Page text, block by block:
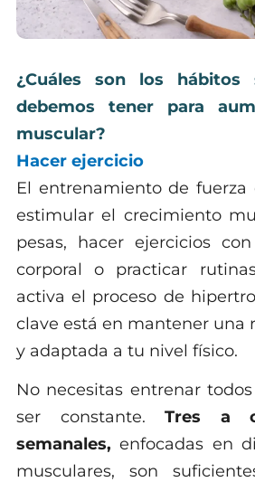
¿Cuáles son los hábitos
debemos tener para
muscular?
Hacer ejercicio
El entrenamiento de fuerza
estimular el crecimiento
pesas, hacer ejercicios
corporal o practicar
activa el proceso de
clave está en mantener una
y adaptada a tu nivel físico.
No necesitas entrenar
ser constante.Tres a
semanales, enfocadas en
musculares, son